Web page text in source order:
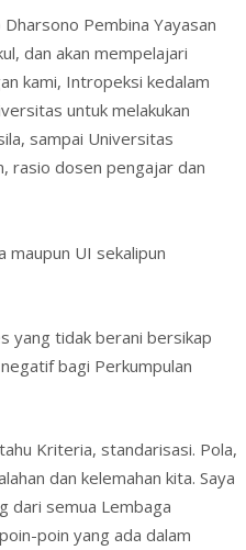
Pembina Yayasan
dan akan mempelajari
kami, Intropeksi kedalam
untuk melakukan
sampai Universitas
rasio dosen pengajar dan
maupun UI sekalipun
yang tidak berani bersikap
bagi Perkumpulan
Kriteria, standarisasi. Pola,
dan kelemahan kita. Saya
dari semua Lembaga
poin yang ada dalam